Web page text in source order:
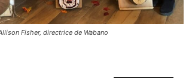
Fisher, directrice de Wabano